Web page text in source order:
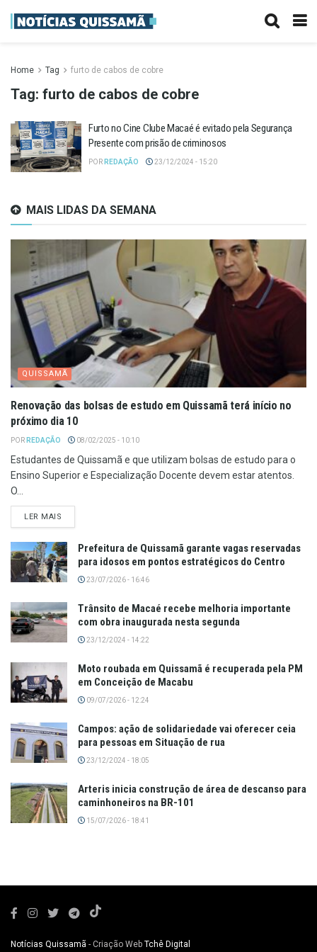
Home Tag furto de cabos de cobre
Tag: furto de cabos de cobre
Furto no Cine Clube Macaé é evitado pela Segurança
Presente com prisão de criminosos
POR REDAÇÃO 23/12/2024 - 15:20
MAIS LIDAS DA SEMANA
QUISSAMÃ
Renovação das bolsas de estudo em Quissamã terá início no
próximo dia 10
POR REDAÇÃO 08/02/2025 - 10:10
Estudantes de Quissamã e que utilizam bolsas de estudo para o
Ensino Superior e Especialização Docente devem estar atentos.
O...
LER MAIS
Prefeitura de Quissamã garante vagas reservadas
para idosos em pontos estratégicos do Centro
23/07/2026 - 16:46
Trânsito de Macaé recebe melhoria importante
com obra inaugurada nesta segunda
23/12/2024 - 14:22
Moto roubada em Quissamã é recuperada pela PM
em Conceição de Macabu
09/07/2026 - 12:24
Campos: ação de solidariedade vai oferecer ceia
para pessoas em Situação de rua
23/12/2024 - 18:05
Arteris inicia construção de área de descanso para
caminhoneiros na BR-101
15/07/2026 - 18:41
Notícias Quissamã - Criação Web Tchê Digital